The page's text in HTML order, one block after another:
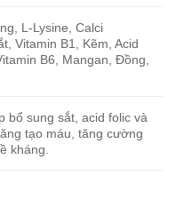
L-Lysine, Calci
Vitamin B1, Kẽm, Acid
B6, Mangan, Đồng,
bổ sung sắt, acid folic và
tạo máu, tăng cường
kháng.